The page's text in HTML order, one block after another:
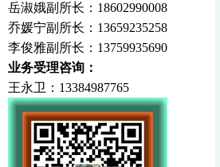
岳淑娥副所长： 18602990008
乔媛宁副所长： 13659235258
李俊雅副所长：13759935690
业务受理咨询：
王永卫 ： 13384987765